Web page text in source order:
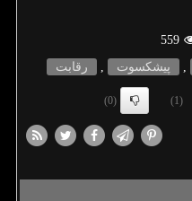
559
, پیشكسوت , رقابت
(1)
(0)